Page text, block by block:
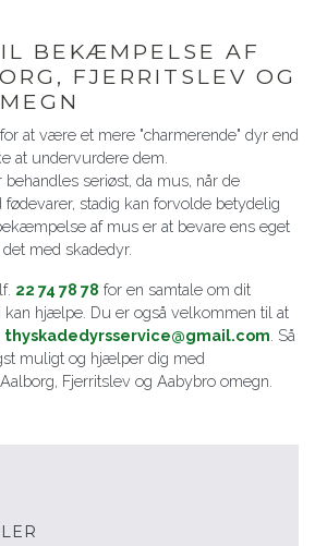
BEKÆMPELSE AF
FJERRITSLEV OG
at være et mere "charmerende" dyr end
at undervurdere dem.
seriøst, da mus, når de
stadig kan forvolde betydelig
af mus er at bevare ens eget
med skadedyr.
22 74 78 78 for en samtale om dit
kan hjælpe. Du er også velkommen til at
thyskadedyrsservice@gmail.com . Så
muligt og hjælper dig med
Fjerritslev og Aabybro omegn.